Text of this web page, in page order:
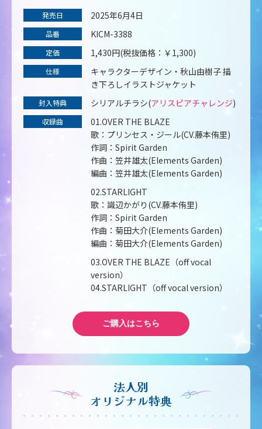
発売日 2025年6月4日
品番 KICM-3388
定価 1,430円(税抜価格：￥1,300)
仕様
キャラクターデザイン・秋山由樹子 描
き下ろしイラストジャケット
封入特典 シリアルチラシ(アリスピアチャレンジ)
収録曲
01.OVER THE BLAZE
歌：プリンセス・ジール(CV.藤本侑里)
作詞：Spirit Garden
作曲：笠井雄太(Elements Garden)
編曲：笠井雄太(Elements Garden)
02.STARLIGHT
歌：識辺かがり(CV.藤本侑里)
作詞：Spirit Garden
作曲：菊田大介(Elements Garden)
編曲：菊田大介(Elements Garden)
03.OVER THE BLAZE（off vocal
version）
04.STARLIGHT（off vocal version）
ご購入はこちら
法人別
オリジナル特典